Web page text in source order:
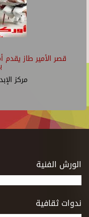
قصر الأمير طاز يقدم
مركز
الورش الفنية
ندوات ثقافية